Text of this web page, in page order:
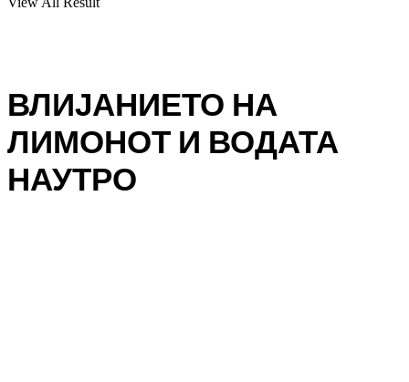
ВЛИЈАНИЕТО НА
ЛИМОНОТ И ВОДАТА
НАУТРО